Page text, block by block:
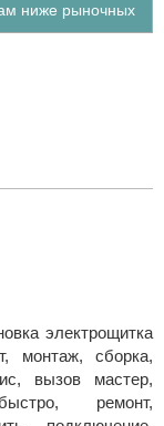
ниже рыночных
электрощитка
монтаж, сборка,
вызов мастер,
ремонт,